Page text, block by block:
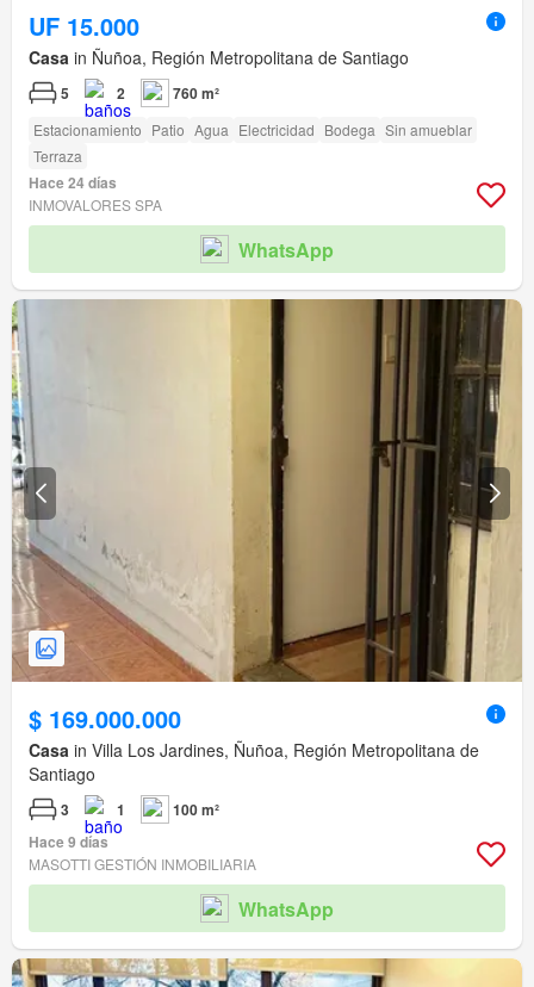
UF 15.000
Casa in Ñuñoa, Región Metropolitana de Santiago
5 2 760 m²
Estacionamiento Patio Agua Electricidad Bodega Sin amueblar
Terraza
Hace 24 días
INMOVALORES SPA
WhatsApp
$ 169.000.000
Casa in Villa Los Jardines, Ñuñoa, Región Metropolitana de
Santiago
3 1
100 m²
Hace 9 días
MASOTTI GESTIÓN INMOBILIARIA
WhatsApp